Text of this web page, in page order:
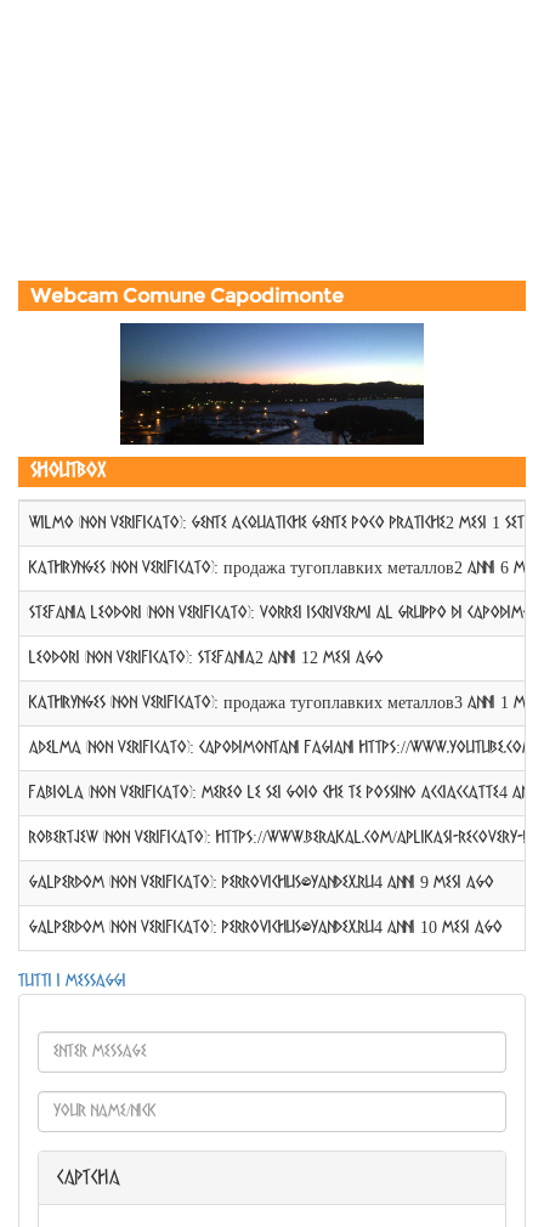
Webcam Comune Capodimonte
Shoutbox
WILMO (non verificato): GENTE ACQUATICHE GENTE POCO PRATICHE2 mesi 1
KathrynGes (non verificato): продажа тугоплавких металлов2 anni 6
Stefania Leodori (non verificato): Vorrei iscrivermi al gruppo di
Leodori (non verificato): Stefania2 anni 12 mesi ago
KathrynGes (non verificato): продажа тугоплавких металлов3 anni 1
Adelma (non verificato): Capodimontani fagiani https://
fabiola (non verificato): MEREO LE SEI GOIO CHE TE POSSINO ACCIACCATTE4 anni
Robertjew (non verificato): https://www.berakal.com/aplikasi-recovery-
GalperDom (non verificato): perrovichus@yandex.ru4 anni 9 mesi ago
GalperDom (non verificato): perrovichus@yandex.ru4 anni 10 mesi ago
Tutti i messaggi
CAPTCHA